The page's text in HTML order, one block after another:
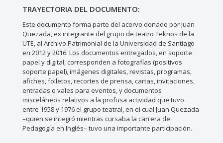
TRAYECTORIA DEL DOCUMENTO:
Este documento forma parte del acervo donado por Juan
Quezada, ex integrante del grupo de teatro Teknos de la
UTE, al Archivo Patrimonial de la Universidad de Santiago
en 2012 y 2016. Los documentos entregados, en soporte
papel y digital, corresponden a fotografías (positivos
soporte papel), imágenes digitales, revistas, programas,
afiches, folletos, recortes de prensa, cartas, invitaciones,
entradas o vales para eventos, y documentos
misceláneos relativos a la profusa actividad que tuvo
entre 1958 y 1976 el grupo teatral, en el cual Juan Quezada
–quien se integró mientras cursaba la carrera de
Pedagogía en Inglés– tuvo una importante participación.